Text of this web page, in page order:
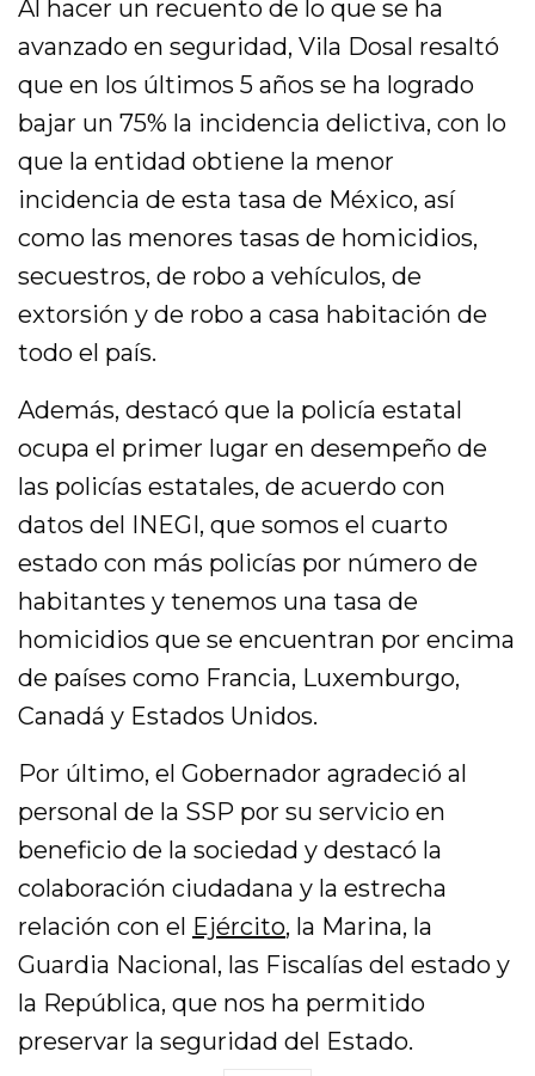
Al hacer un recuento de lo que se ha
avanzado en seguridad, Vila Dosal resaltó
que en los últimos 5 años se ha logrado
bajar un 75% la incidencia delictiva, con lo
que la entidad obtiene la menor
incidencia de esta tasa de México, así
como las menores tasas de homicidios,
secuestros, de robo a vehículos, de
extorsión y de robo a casa habitación de
todo el país.
Además, destacó que la policía estatal
ocupa el primer lugar en desempeño de
las policías estatales, de acuerdo con
datos del INEGI, que somos el cuarto
estado con más policías por número de
habitantes y tenemos una tasa de
homicidios que se encuentran por encima
de países como Francia, Luxemburgo,
Canadá y Estados Unidos.
Por último, el Gobernador agradeció al
personal de la SSP por su servicio en
beneficio de la sociedad y destacó la
colaboración ciudadana y la estrecha
relación con el Ejército, la Marina, la
Guardia Nacional, las Fiscalías del estado y
la República, que nos ha permitido
preservar la seguridad del Estado.